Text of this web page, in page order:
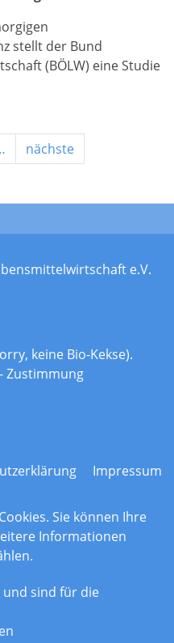
stellt der Bund
(BÖLW) eine Studie
nächste
e.V.
keine Bio-Kekse).
Zustimmung
Impressum
Sie können Ihre
Informationen
und sind für die